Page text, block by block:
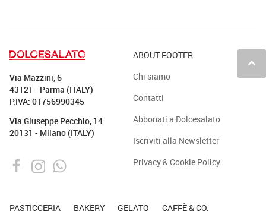
keyboard_arrow_up
Via Mazzini, 6
43121 - Parma (ITALY)
P.IVA: 01756990345
Via Giuseppe Pecchio, 14
20131 - Milano (ITALY)
ABOUT FOOTER
Chi siamo
Contatti
Abbonati a Dolcesalato
Iscriviti alla Newsletter
Privacy & Cookie Policy
PASTICCERIA BAKERY GELATO CAFFÈ & CO.